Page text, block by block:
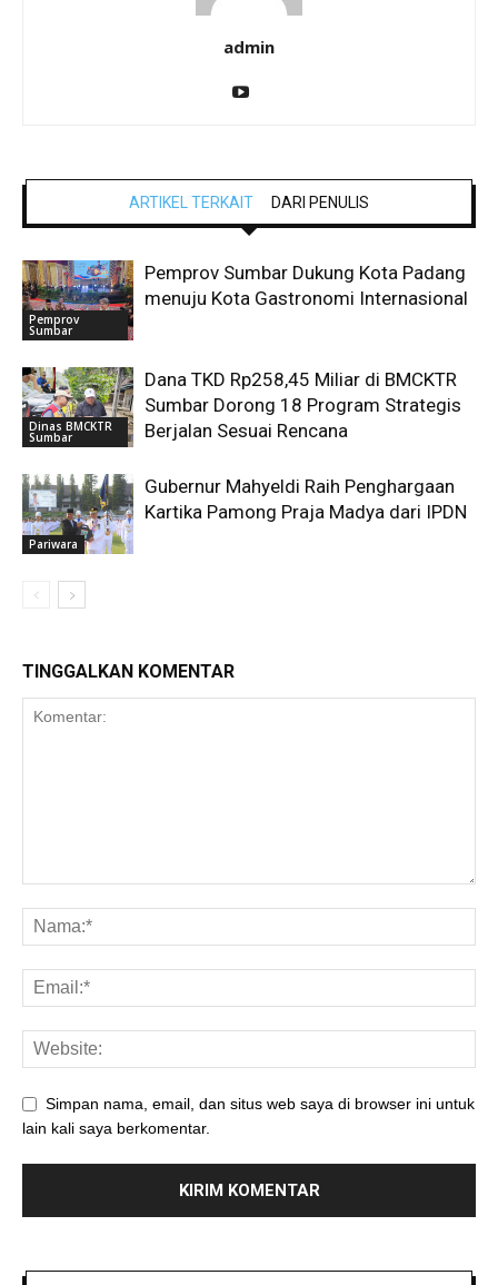
admin
ARTIKEL TERKAIT DARI PENULIS
Pemprov
Sumbar
Pemprov Sumbar Dukung Kota Padang
menuju Kota Gastronomi Internasional
Dinas BMCKTR
Sumbar
Dana TKD Rp258,45 Miliar di BMCKTR
Sumbar Dorong 18 Program Strategis
Berjalan Sesuai Rencana
Pariwara
Gubernur Mahyeldi Raih Penghargaan
Kartika Pamong Praja Madya dari IPDN
TINGGALKAN KOMENTAR
Simpan nama, email, dan situs web saya di browser ini untuk
lain kali saya berkomentar.